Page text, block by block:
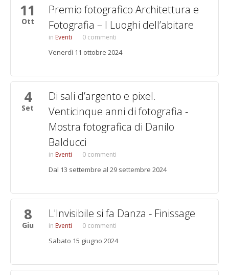
11
Ott
Premio fotografico Architettura e
Fotografia – I Luoghi dell’abitare
Eventi 0 commenti
Venerdì 11 ottobre 2024
4
Set
Di sali d’argento e pixel.
Venticinque anni di fotografia -
Mostra fotografica di Danilo
Balducci
Eventi 0 commenti
Dal 13 settembre al 29 settembre 2024
8
Giu
L'Invisibile si fa Danza - Finissage
Eventi 0 commenti
Sabato 15 giugno 2024